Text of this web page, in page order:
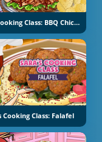
Sara's Cooking Class: BBQ Chicken Sandwich
Cooking Class: Falafel